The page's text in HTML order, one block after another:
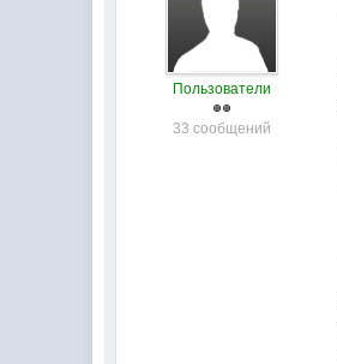
Пользователи
33 сообщений